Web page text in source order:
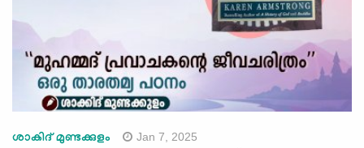
ശാകിദ് മുണ്ടക്കുളം Jan 7, 2025